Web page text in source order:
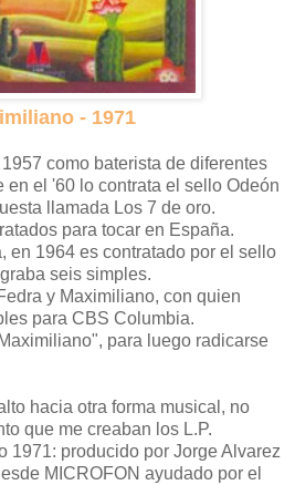
- 1971
como baterista de diferentes
en el '60 lo contrata el sello Odeón
llamada Los 7 de oro.
para tocar en España.
en 1964 es contratado por el sello
seis simples.
y Maximiliano, con quien
para CBS Columbia.
para luego radicarse
hacia otra forma musical, no
que me creaban los L.P.
1971: producido por Jorge Alvarez
MICROFON ayudado por el